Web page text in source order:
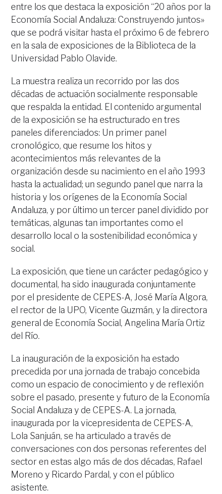
entre los que destaca la exposición “20 años por la
Economía Social Andaluza: Construyendo juntos»
que se podrá visitar hasta el próximo 6 de febrero
en la sala de exposiciones de la Biblioteca de la
Universidad Pablo Olavide.
La muestra realiza un recorrido por las dos
décadas de actuación socialmente responsable
que respalda la entidad. El contenido argumental
de la exposición se ha estructurado en tres
paneles diferenciados: Un primer panel
cronológico, que resume los hitos y
acontecimientos más relevantes de la
organización desde su nacimiento en el año 1993
hasta la actualidad; un segundo panel que narra la
historia y los orígenes de la Economía Social
Andaluza, y por último un tercer panel dividido por
temáticas, algunas tan importantes como el
desarrollo local o la sostenibilidad económica y
social.
La exposición, que tiene un carácter pedagógico y
documental, ha sido inaugurada conjuntamente
por el presidente de CEPES-A, José María Algora,
el rector de la UPO, Vicente Guzmán, y la directora
general de Economía Social, Angelina María Ortiz
del Río.
La inauguración de la exposición ha estado
precedida por una jornada de trabajo concebida
como un espacio de conocimiento y de reflexión
sobre el pasado, presente y futuro de la Economía
Social Andaluza y de CEPES-A. La jornada,
inaugurada por la vicepresidenta de CEPES-A,
Lola Sanjuán, se ha articulado a través de
conversaciones con dos personas referentes del
sector en estas algo más de dos décadas, Rafael
Moreno y Ricardo Pardal, y con el público
asistente.